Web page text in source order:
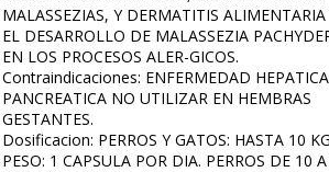
MALASSEZIAS, Y DERMATITIS
EL DESARROLLO DE MALASSEZIA
EN LOS PROCESOS ALER-GICOS.
Contraindicaciones: ENFERMEDAD
PANCREATICA NO UTILIZAR EN HEMBRAS
GESTANTES.
Dosificacion: PERROS Y GATOS: HASTA 10
PESO: 1 CAPSULA POR DIA. PERROS DE 10